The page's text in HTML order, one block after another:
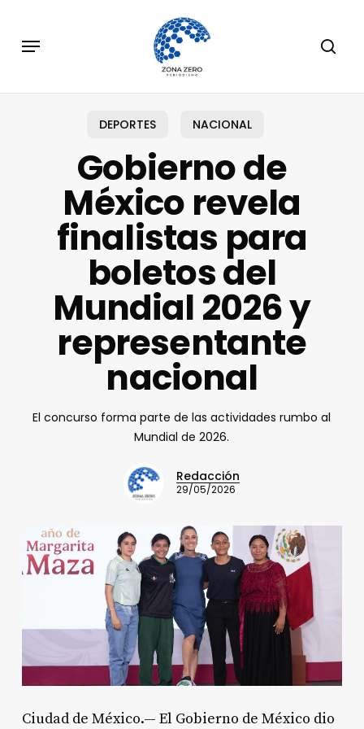
main
Menu
DEPORTES NACIONAL
Gobierno de
México revela
finalistas para
boletos del
Mundial 2026 y
representante
nacional
El concurso forma parte de las actividades rumbo al
Mundial de 2026.
Redacción
29/05/2026
Ciudad de México.— El Gobierno de México dio